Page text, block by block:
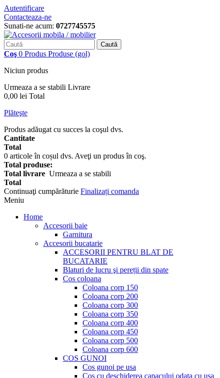
Autentificare
Contacteaza-ne
Sunati-ne acum: 0727745575
Caută
Coş 0 Produs Produse (gol)
Niciun produs
Urmeaza a se stabili Livrare
0,00 lei Total
Plăteşte
Produs adăugat cu succes la coşul dvs.
Cantitate
Total
0 articole în coșul dvs. Aveţi un produs în coş.
Total produse:
Total livrare Urmeaza a se stabili
Total
Continuaţi cumpărăturie Finalizați comanda
Meniu
Home
Accesorii baie
Garnitura
Accesorii bucatarie
ACCESORII PENTRU BLAT DE
BUCATARIE
Blaturi de lucru şi pereții din spate
Cos coloana
Coloana corp 150
Coloana corp 200
Coloana corp 300
Coloana corp 350
Coloana corp 400
Coloana corp 450
Coloana corp 500
Coloana corp 600
COS GUNOI
Cos gunoi pe usa
Cos cu deschiderea capacului odata cu usa